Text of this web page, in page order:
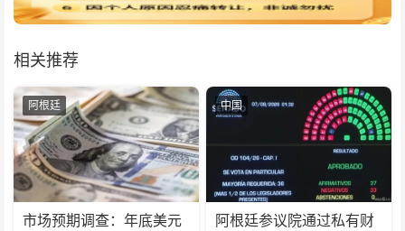
相关推荐
阿根廷
市场预期调查：年底美元
中国
阿根廷参议院通过私有财